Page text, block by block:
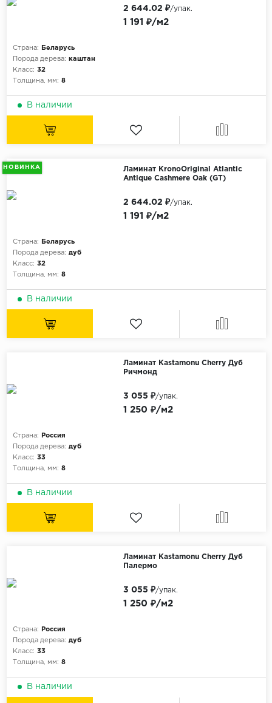
Страна:
Беларусь
Порода дерева: каштан
Класс: 32
Толщина, мм: 8
1 191 ₽/м2
2 644.02 ₽/упак.
В наличии
НОВИНКА
Ламинат KronoOriginal Atlantic
Antique Cashmere Oak (GT)
Страна:
Беларусь
Порода дерева: дуб
Класс: 32
Толщина, мм: 8
1 191 ₽/м2
2 644.02 ₽/упак.
В наличии
Ламинат Kastamonu Cherry Дуб
Ричмонд
Страна:
Россия
Порода дерева: дуб
Класс: 33
Толщина, мм: 8
1 250 ₽/м2
3 055 ₽/упак.
В наличии
Ламинат Kastamonu Cherry Дуб
Палермо
Страна:
Россия
Порода дерева: дуб
Класс: 33
Толщина, мм: 8
1 250 ₽/м2
3 055 ₽/упак.
В наличии